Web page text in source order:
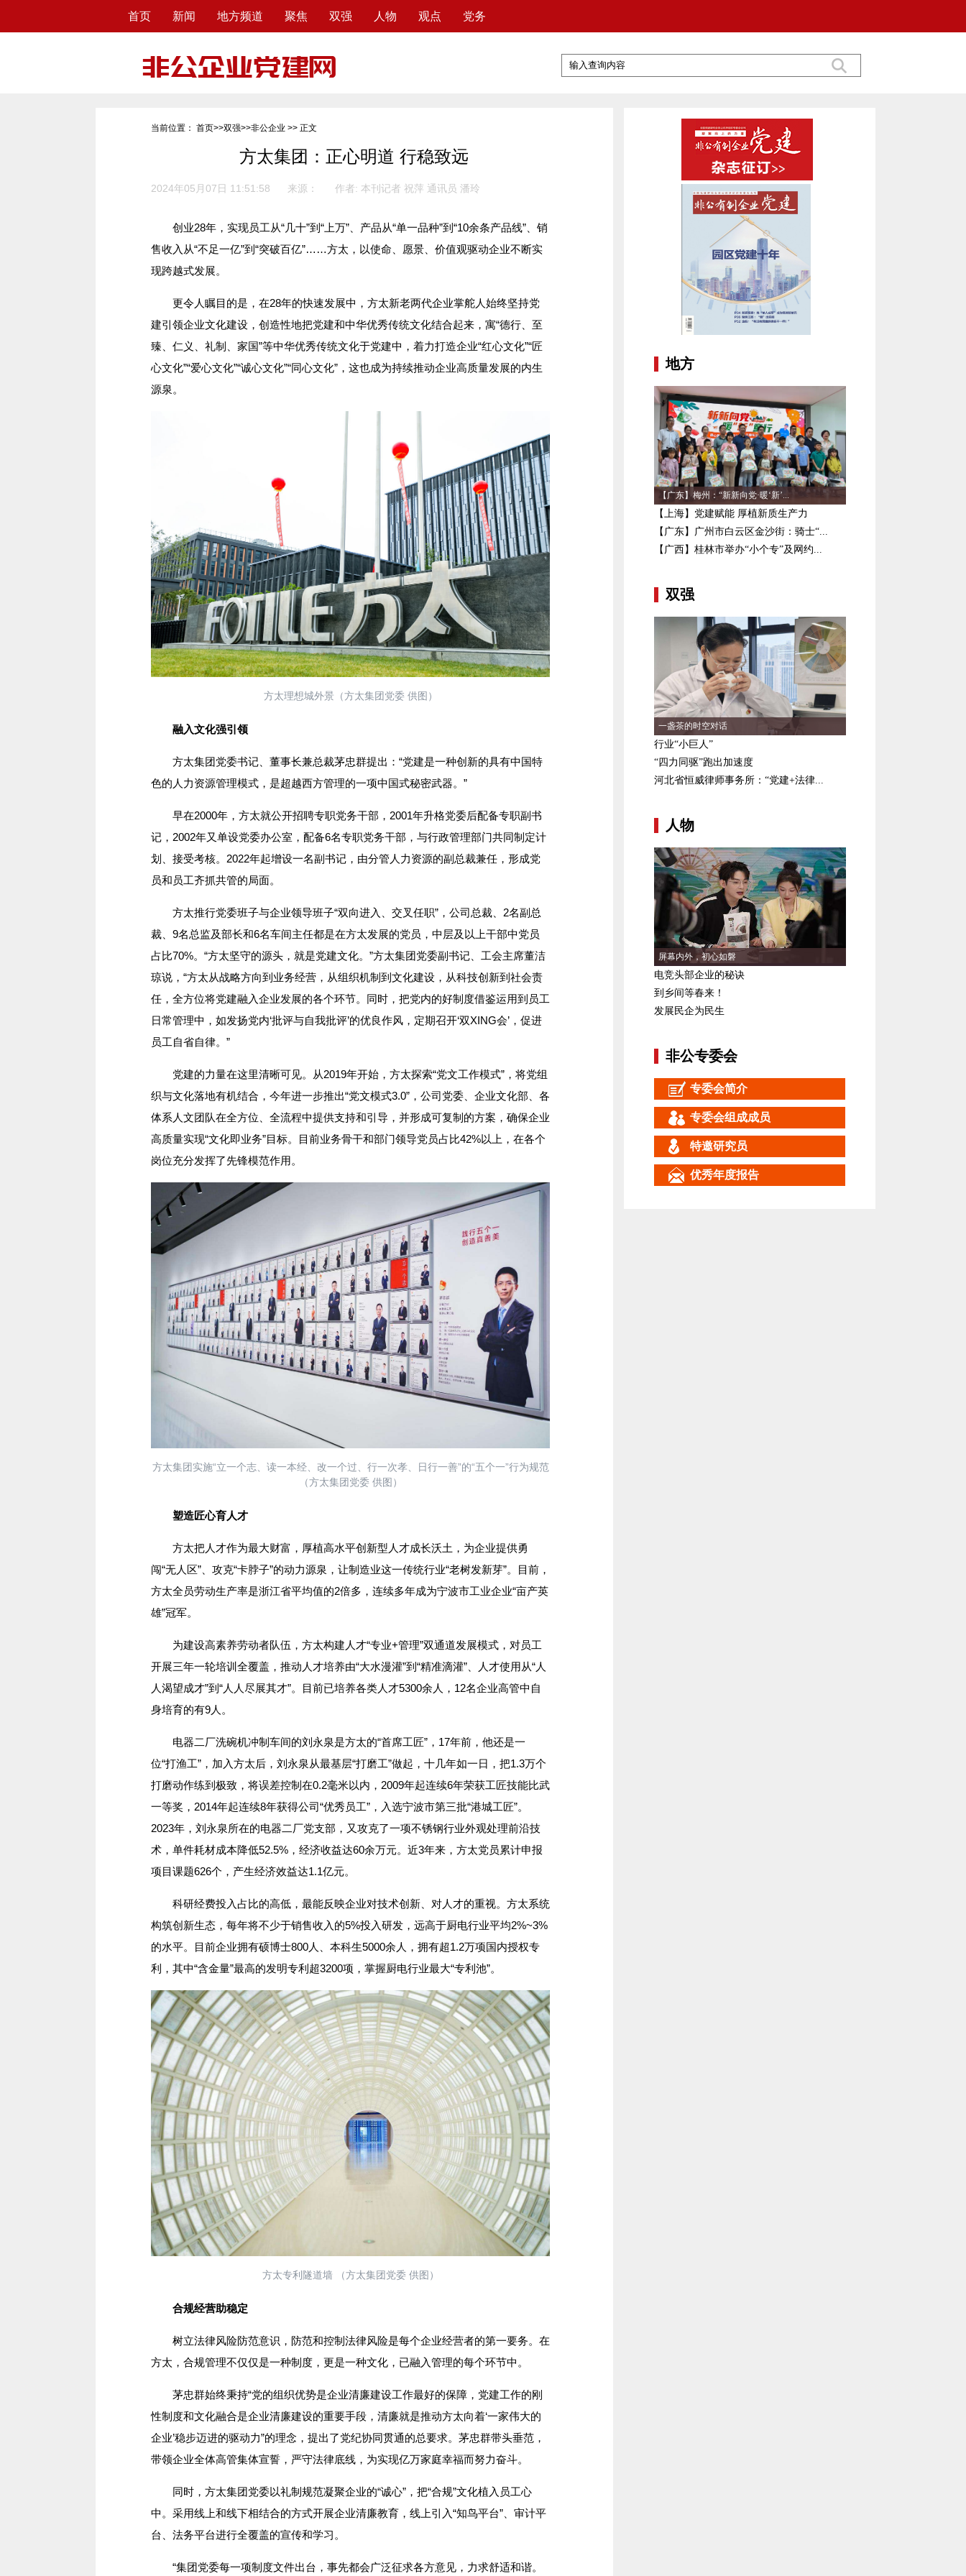
首页 新闻 地方频道 聚焦 双强 人物 观点 党务
当前位置： 首页>>双强>>非公企业 >> 正文
方太集团：正心明道 行稳致远
2024年05月07日 11:51:58 来源： 作者: 本刊记者 祝萍 通讯员 潘玲
创业28年，实现员工从“几十”到“上万”、产品从“单一品种”到“10余条产品线”、销
售收入从“不足一亿”到“突破百亿”……方太，以使命、愿景、价值观驱动企业不断实
现跨越式发展。
更令人瞩目的是，在28年的快速发展中，方太新老两代企业掌舵人始终坚持党
建引领企业文化建设，创造性地把党建和中华优秀传统文化结合起来，寓“德行、至
臻、仁义、礼制、家国”等中华优秀传统文化于党建中，着力打造企业“红心文化”“匠
心文化”“爱心文化”“诚心文化”“同心文化”，这也成为持续推动企业高质量发展的内生
源泉。
方太理想城外景（方太集团党委 供图）
融入文化强引领
方太集团党委书记、董事长兼总裁茅忠群提出：“党建是一种创新的具有中国特
色的人力资源管理模式，是超越西方管理的一项中国式秘密武器。”
早在2000年，方太就公开招聘专职党务干部，2001年升格党委后配备专职副书
记，2002年又单设党委办公室，配备6名专职党务干部，与行政管理部门共同制定计
划、接受考核。2022年起增设一名副书记，由分管人力资源的副总裁兼任，形成党
员和员工齐抓共管的局面。
方太推行党委班子与企业领导班子“双向进入、交叉任职”，公司总裁、2名副总
裁、9名总监及部长和6名车间主任都是在方太发展的党员，中层及以上干部中党员
占比70%。“方太坚守的源头，就是党建文化。”方太集团党委副书记、工会主席董洁
琼说，“方太从战略方向到业务经营，从组织机制到文化建设，从科技创新到社会责
任，全方位将党建融入企业发展的各个环节。同时，把党内的好制度借鉴运用到员工
日常管理中，如发扬党内‘批评与自我批评’的优良作风，定期召开‘双XING会’，促进
员工自省自律。”
党建的力量在这里清晰可见。从2019年开始，方太探索“党文工作模式”，将党组
织与文化落地有机结合，今年进一步推出“党文模式3.0”，公司党委、企业文化部、各
体系人文团队在全方位、全流程中提供支持和引导，并形成可复制的方案，确保企业
高质量实现“文化即业务”目标。目前业务骨干和部门领导党员占比42%以上，在各个
岗位充分发挥了先锋模范作用。
方太集团实施“立一个志、读一本经、改一个过、行一次孝、日行一善”的“五个一”行为规范
（方太集团党委 供图）
塑造匠心育人才
方太把人才作为最大财富，厚植高水平创新型人才成长沃土，为企业提供勇
闯“无人区”、攻克“卡脖子”的动力源泉，让制造业这一传统行业“老树发新芽”。目前，
方太全员劳动生产率是浙江省平均值的2倍多，连续多年成为宁波市工业企业“亩产英
雄”冠军。
为建设高素养劳动者队伍，方太构建人才“专业+管理”双通道发展模式，对员工
开展三年一轮培训全覆盖，推动人才培养由“大水漫灌”到“精准滴灌”、人才使用从“人
人渴望成才”到“人人尽展其才”。目前已培养各类人才5300余人，12名企业高管中自
身培育的有9人。
电器二厂洗碗机冲制车间的刘永泉是方太的“首席工匠”，17年前，他还是一
位“打渔工”，加入方太后，刘永泉从最基层“打磨工”做起，十几年如一日，把1.3万个
打磨动作练到极致，将误差控制在0.2毫米以内，2009年起连续6年荣获工匠技能比武
一等奖，2014年起连续8年获得公司“优秀员工”，入选宁波市第三批“港城工匠”。
2023年，刘永泉所在的电器二厂党支部，又攻克了一项不锈钢行业外观处理前沿技
术，单件耗材成本降低52.5%，经济收益达60余万元。近3年来，方太党员累计申报
项目课题626个，产生经济效益达1.1亿元。
科研经费投入占比的高低，最能反映企业对技术创新、对人才的重视。方太系统
构筑创新生态，每年将不少于销售收入的5%投入研发，远高于厨电行业平均2%~3%
的水平。目前企业拥有硕博士800人、本科生5000余人，拥有超1.2万项国内授权专
利，其中“含金量”最高的发明专利超3200项，掌握厨电行业最大“专利池”。
方太专利隧道墙 （方太集团党委 供图）
合规经营助稳定
树立法律风险防范意识，防范和控制法律风险是每个企业经营者的第一要务。在
方太，合规管理不仅仅是一种制度，更是一种文化，已融入管理的每个环节中。
茅忠群始终秉持“党的组织优势是企业清廉建设工作最好的保障，党建工作的刚
性制度和文化融合是企业清廉建设的重要手段，清廉就是推动方太向着‘一家伟大的
企业’稳步迈进的驱动力”的理念，提出了党纪协同贯通的总要求。茅忠群带头垂范，
带领企业全体高管集体宣誓，严守法律底线，为实现亿万家庭幸福而努力奋斗。
同时，方太集团党委以礼制规范凝聚企业的“诚心”，把“合规”文化植入员工心
中。采用线上和线下相结合的方式开展企业清廉教育，线上引入“知鸟平台”、审计平
台、法务平台进行全覆盖的宣传和学习。
“集团党委每一项制度文件出台，事先都会广泛征求各方意见，力求舒适和谐。
地方
【广东】梅州：“新新向党·暖‘新’...
【上海】党建赋能 厚植新质生产力
【广东】广州市白云区金沙街：骑士“...
【广西】桂林市举办“小个专”及网约...
双强
一盏茶的时空对话
行业“小巨人”
“四力同驱”跑出加速度
河北省恒威律师事务所：“党建+法律...
人物
屏幕内外，初心如磐
电竞头部企业的秘诀
到乡间等春来！
发展民企为民生
非公专委会
专委会简介
专委会组成成员
特邀研究员
优秀年度报告